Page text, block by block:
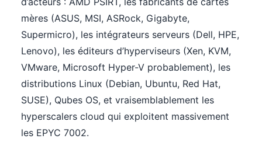
mères (ASUS, MSI, ASRock, Gigabyte,
Supermicro), les intégrateurs serveurs (Dell, HPE,
Lenovo), les éditeurs d’hyperviseurs (Xen, KVM,
VMware, Microsoft Hyper-V probablement), les
distributions Linux (Debian, Ubuntu, Red Hat,
SUSE), Qubes OS, et vraisemblablement les
hyperscalers cloud qui exploitent massivement
les EPYC 7002.